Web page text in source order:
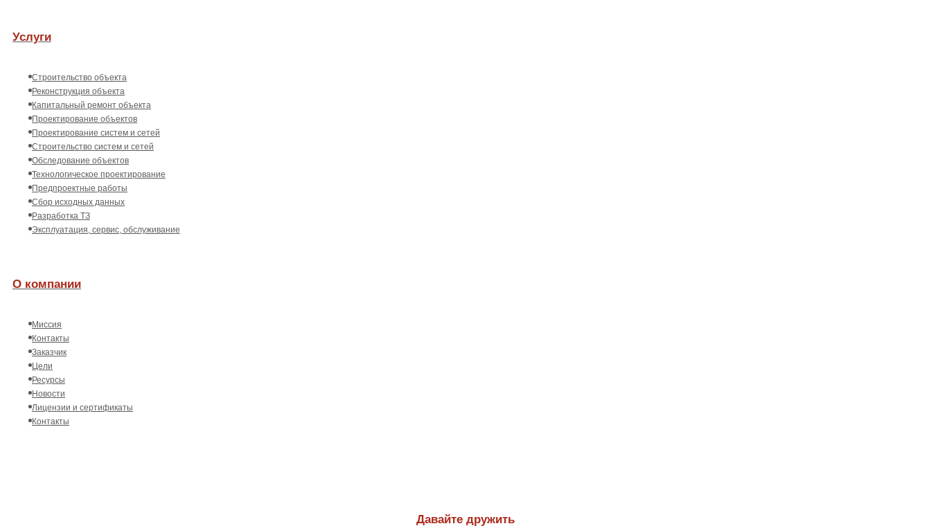
Услуги
Строительство объекта
Реконструкция объекта
Капитальный ремонт объекта
Проектирование объектов
Проектирование систем и сетей
Строительство систем и сетей
Обследование объектов
Технологическое проектирование
Предпроектные работы
Сбор исходных данных
Разработка ТЗ
Эксплуатация, сервис, обслуживание
О компании
Миссия
Контакты
Заказчик
Цели
Ресурсы
Новости
Лицензии и сертификаты
Контакты
Давайте дружить